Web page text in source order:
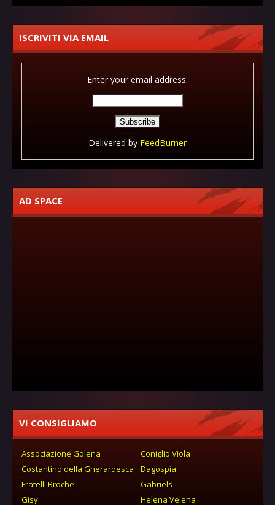
ISCRIVITI VIA EMAIL
Enter your email address:
Delivered by FeedBurner
AD SPACE
VI CONSIGLIAMO
Associazione Golena
Coniglio Viola
Costantino della Gherardesca
Dagospia
Fratelli Broche
Gabriels
Gisy
Helena Velena